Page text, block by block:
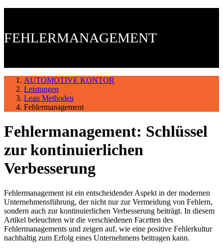
FEHLERMANAGEMENT
AUTOMOTIVE KONTOR
Leistungen
Lean Methoden
Fehlermanagement
Fehlermanagement: Schlüssel
zur kontinuierlichen
Verbesserung
Fehlermanagement ist ein entscheidender Aspekt in der modernen
Unternehmensführung, der nicht nur zur Vermeidung von Fehlern,
sondern auch zur kontinuierlichen Verbesserung beiträgt. In diesem
Artikel beleuchten wir die verschiedenen Facetten des
Fehlermanagements und zeigen auf, wie eine positive Fehlerkultur
nachhaltig zum Erfolg eines Unternehmens beitragen kann.